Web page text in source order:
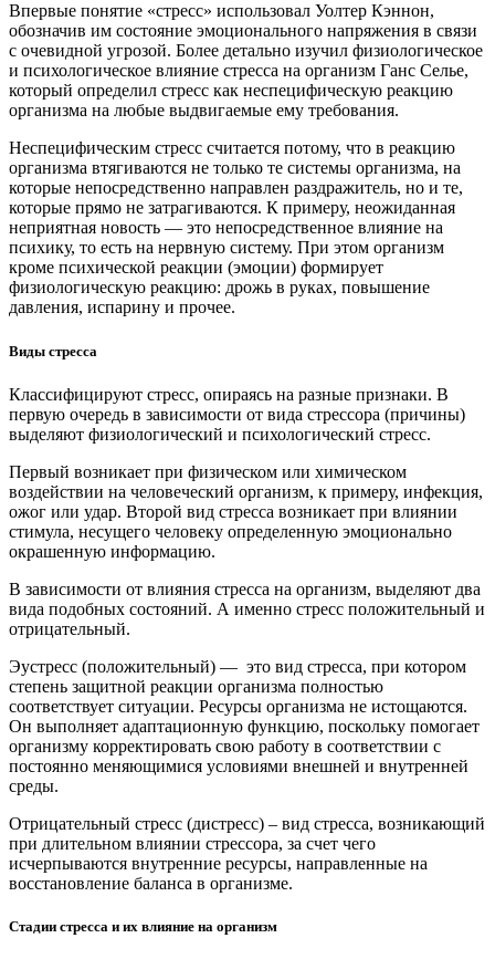
Впервые понятие «стресс» использовал Уолтер Кэннон,
обозначив им состояние эмоционального напряжения в связи
с очевидной угрозой. Более детально изучил физиологическое
и психологическое влияние стресса на организм Ганс Селье,
который определил стресс как неспецифическую реакцию
организма на любые выдвигаемые ему требования.
Неспецифическим стресс считается потому, что в реакцию
организма втягиваются не только те системы организма, на
которые непосредственно направлен раздражитель, но и те,
которые прямо не затрагиваются. К примеру, неожиданная
неприятная новость — это непосредственное влияние на
психику, то есть на нервную систему. При этом организм
кроме психической реакции (эмоции) формирует
физиологическую реакцию: дрожь в руках, повышение
давления, испарину и прочее.
Виды стресса
Классифицируют стресс, опираясь на разные признаки. В
первую очередь в зависимости от вида стрессора (причины)
выделяют физиологический и психологический стресс.
Первый возникает при физическом или химическом
воздействии на человеческий организм, к примеру, инфекция,
ожог или удар. Второй вид стресса возникает при влиянии
стимула, несущего человеку определенную эмоционально
окрашенную информацию.
В зависимости от влияния стресса на организм, выделяют два
вида подобных состояний. А именно стресс положительный и
отрицательный.
Эустресс (положительный) — это вид стресса, при котором
степень защитной реакции организма полностью
соответствует ситуации. Ресурсы организма не истощаются.
Он выполняет адаптационную функцию, поскольку помогает
организму корректировать свою работу в соответствии с
постоянно меняющимися условиями внешней и внутренней
среды.
Отрицательный стресс (дистресс) – вид стресса, возникающий
при длительном влиянии стрессора, за счет чего
исчерпываются внутренние ресурсы, направленные на
восстановление баланса в организме.
Стадии стресса и их влияние на организм